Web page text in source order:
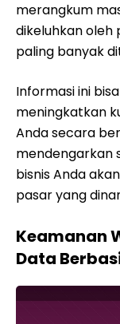
merangkum
dikeluhkan oleh
paling banyak
Informasi ini
meningkatkan
Anda secara
mendengarkan
bisnis Anda
pasar yang
Keamanan
Data